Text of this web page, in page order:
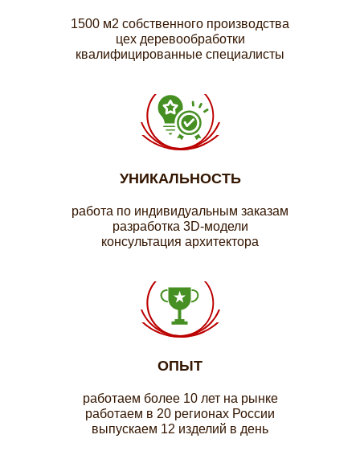
1500 м2 собственного производства
цех деревообработки
квалифицированные специалисты
УНИКАЛЬНОСТЬ
работа по индивидуальным заказам
разработка 3D-модели
консультация архитектора
ОПЫТ
работаем более 10 лет на рынке
работаем в 20 регионах России
выпускаем 12 изделий в день